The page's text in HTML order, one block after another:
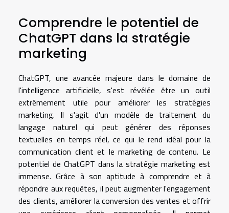
Comprendre le potentiel de
ChatGPT dans la stratégie
marketing
ChatGPT, une avancée majeure dans le domaine de
l'intelligence artificielle, s'est révélée être un outil
extrêmement utile pour améliorer les stratégies
marketing. Il s'agit d'un modèle de traitement du
langage naturel qui peut générer des réponses
textuelles en temps réel, ce qui le rend idéal pour la
communication client et le marketing de contenu. Le
potentiel de ChatGPT dans la stratégie marketing est
immense. Grâce à son aptitude à comprendre et à
répondre aux requêtes, il peut augmenter l'engagement
des clients, améliorer la conversion des ventes et offrir